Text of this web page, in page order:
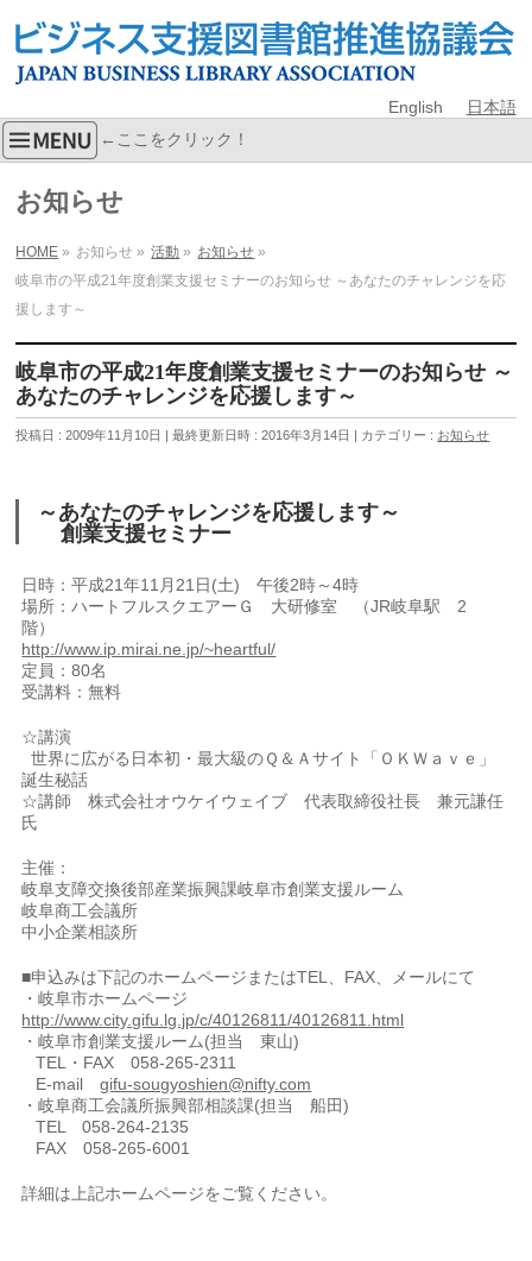
English 日本語
←ここをクリック！
お知らせ
HOME » お知らせ » 活動 » お知らせ »
岐阜市の平成21年度創業支援セミナーのお知らせ ～あなたのチャレンジを応
援します～
岐阜市の平成21年度創業支援セミナーのお知らせ ～
あなたのチャレンジを応援します～
投稿日 : 2009年11月10日 最終更新日時 : 2016年3月14日 カテゴリー : お知らせ
～あなたのチャレンジを応援します～
創業支援セミナー
日時：平成21年11月21日(土) 午後2時～4時
場所：ハートフルスクエアーＧ 大研修室 （JR岐阜駅 2
階）
http://www.ip.mirai.ne.jp/~heartful/
定員：80名
受講料：無料
☆講演
世界に広がる日本初・最大級のＱ＆Ａサイト「ＯＫＷａｖｅ」
誕生秘話
☆講師 株式会社オウケイウェイブ 代表取締役社長 兼元謙任
氏
主催：
岐阜支障交換後部産業振興課岐阜市創業支援ルーム
岐阜商工会議所
中小企業相談所
■申込みは下記のホームページまたはTEL、FAX、メールにて
・岐阜市ホームページ
http://www.city.gifu.lg.jp/c/40126811/40126811.html
・岐阜市創業支援ルーム(担当 東山)
TEL・FAX 058-265-2311
E-mailgifu-sougyoshien@nifty.com
・岐阜商工会議所振興部相談課(担当 船田)
TEL 058-264-2135
FAX 058-265-6001
詳細は上記ホームページをご覧ください。